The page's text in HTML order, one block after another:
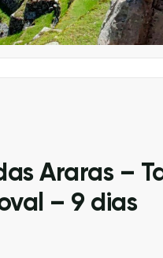
Araras –
– 9 dias